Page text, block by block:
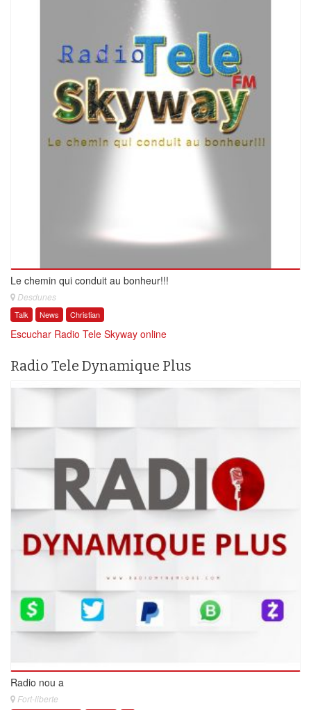
Le chemin qui conduit au bonheur!!!
Desdunes
Talk News Christian
Escuchar Radio Tele Skyway online
Radio Tele Dynamique Plus
Radio nou a
Fort-liberte